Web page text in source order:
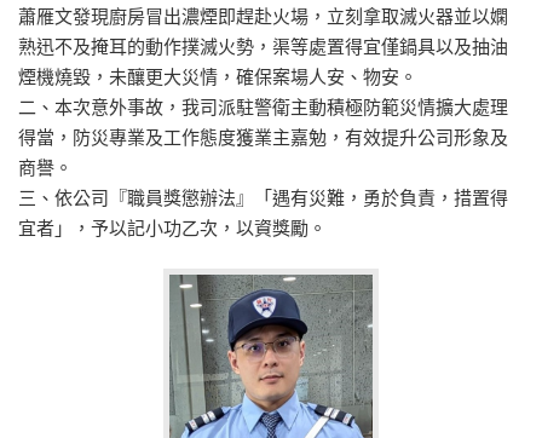
蕭雁文發現廚房冒出濃煙即趕赴火場，立刻拿取滅火器並以嫻
熟迅不及掩耳的動作撲滅火勢，渠等處置得宜僅鍋具以及抽油
煙機燒毀，未釀更大災情，確保案場人安、物安。
二、本次意外事故，我司派駐警衛主動積極防範災情擴大處理
得當，防災專業及工作態度獲業主嘉勉，有效提升公司形象及
商譽。
三、依公司『職員獎懲辦法』「遇有災難，勇於負責，措置得
宜者」，予以記小功乙次，以資獎勵。